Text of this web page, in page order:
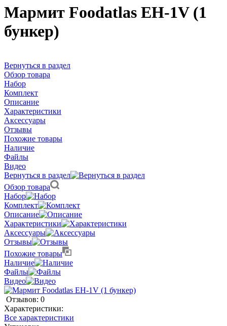
Мармит Foodatlas EH-1V (1
бункер)
Вернуться в раздел
Обзор товара
Набор
Комплект
Описание
Характеристики
Аксессуары
Отзывы
Похожие товары
Наличие
Файлы
Видео
Вернуться в раздел
Обзор товара
Набор
Комплект
Описание
Характеристики
Аксессуары
Отзывы
Похожие товары
Наличие
Файлы
Видео
Отзывов: 0
Характеристики:
Все характеристики